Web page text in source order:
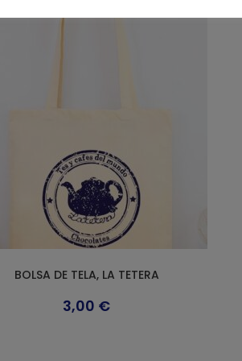
BOLSA DE TELA, LA TETERA
3,00 €